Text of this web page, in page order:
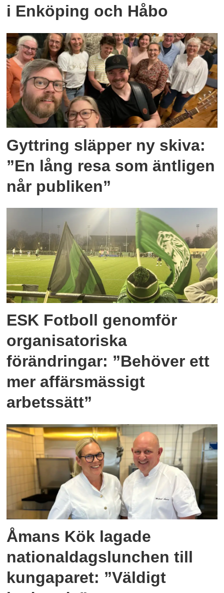
i Enköping och Håbo
Gyttring släpper ny skiva:
”En lång resa som äntligen
når publiken”
ESK Fotboll genomför
organisatoriska
förändringar: ”Behöver ett
mer affärsmässigt
arbetssätt”
Åmans Kök lagade
nationaldagslunchen till
kungaparet: ”Väldigt